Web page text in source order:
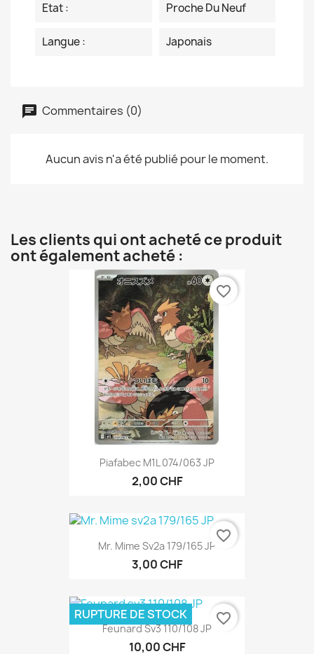
Etat : Proche Du Neuf
Langue : Japonais
Commentaires (0)
Aucun avis n'a été publié pour le moment.
Les clients qui ont acheté ce produit
ont également acheté :
Piafabec M1L 074/063 JP
2,00 CHF
favorite_border
Mr. Mime Sv2a 179/165 JP
3,00 CHF
favorite_border
Feunard Sv3 110/108 JP
10,00 CHF
RUPTURE DE STOCK favorite_border